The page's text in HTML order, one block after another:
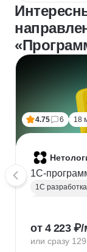
4.75 6 18
1C-
1С разработка
от 4 223 ₽/
или сразу